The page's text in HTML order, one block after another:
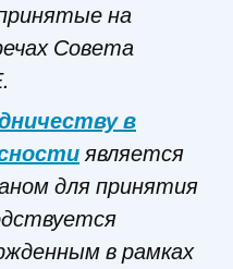
на
Совета
в
является
для принятия
в рамках